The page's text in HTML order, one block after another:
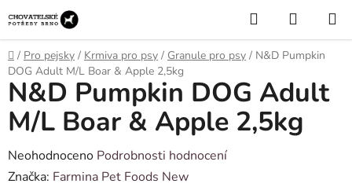
na
obsah
Hledat
KOŠÍK
Domů
/ Pro pejsky / Krmiva pro psy / Granule pro psy / N&D Pumpkin
DOG Adult M/L Boar & Apple 2,5kg
N&D Pumpkin DOG Adult
M/L Boar & Apple 2,5kg
Průměrné
hodnocení
Neohodnoceno Podrobnosti hodnocení
Značka: Farmina Pet Foods New